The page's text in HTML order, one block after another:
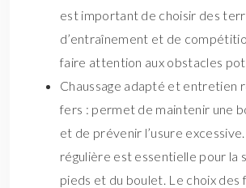
est important de choisir des
d’entraînement et de
faire attention aux obstacles
Chaussage adapté et entretien
fers : permet de maintenir une
et de prévenir l’usure
régulière est essentielle pour la
pieds et du boulet. Le choix